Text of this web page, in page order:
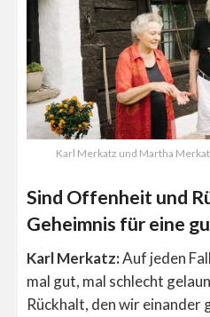
Karl Merkatz und Martha
Sind Offenheit und
Geheimnis für eine
Karl Merkatz:Auf jeden
mal gut, mal schlecht
Rückhalt, den wir einander